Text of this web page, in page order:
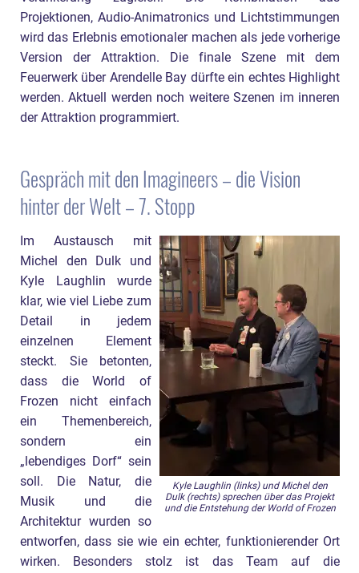
Projektionen, Audio-Animatronics und Lichtstimmungen
wird das Erlebnis emotionaler machen als jede vorherige
Version der Attraktion. Die finale Szene mit dem
Feuerwerk über Arendelle Bay dürfte ein echtes Highlight
werden. Aktuell werden noch weitere Szenen im inneren
der Attraktion programmiert.
Gespräch mit den Imagineers – die Vision
hinter der Welt – 7. Stopp
Kyle Laughlin (links) und Michel den
Dulk (rechts) sprechen über das Projekt
und die Entstehung der World of Frozen
Im Austausch mit
Michel den Dulk und
Kyle Laughlin wurde
klar, wie viel Liebe zum
Detail in jedem
einzelnen Element
steckt. Sie betonten,
dass die World of
Frozen nicht einfach
ein Themenbereich,
sondern ein
„lebendiges Dorf“ sein
soll. Die Natur, die
Musik und die
Architektur wurden so
entworfen, dass sie wie ein echter, funktionierender Ort
wirken. Besonders stolz ist das Team auf die